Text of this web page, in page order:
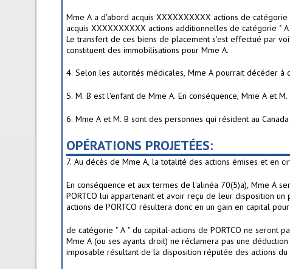
Mme A a d'abord acquis XXXXXXXXXX actions de
acquis XXXXXXXXXX actions additionnelles de catégorie "
Le transfert de ces biens de placement s'est effectué par
constituent des immobilisations pour Mme A.
4. Selon les autorités médicales, Mme A pourrait décéder à
5. M. B est l'enfant de Mme A. En conséquence, Mme A et
6. Mme A et M. B sont des personnes qui résident au
OPÉRATIONS PROJETÉES:
7. Au décès de Mme A, la totalité des actions émises et en
En conséquence et aux termes de l'alinéa 70(5)a), Mme A
PORTCO lui appartenant et avoir reçu de leur disposition
actions de PORTCO résultera donc en un gain en capital
de catégorie " A " du capital-actions de PORTCO ne seront
Mme A (ou ses ayants droit) ne réclamera pas une
imposable résultant de la disposition réputée des actions du